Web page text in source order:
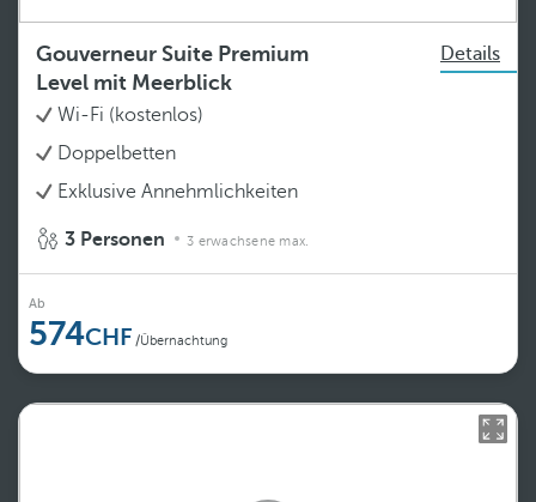
Gouverneur Suite Premium
Level mit Meerblick
Details
Wi-Fi (kostenlos)
Doppelbetten
Exklusive Annehmlichkeiten
3 Personen 3 erwachsene max.
Ab
574 /Übernachtung